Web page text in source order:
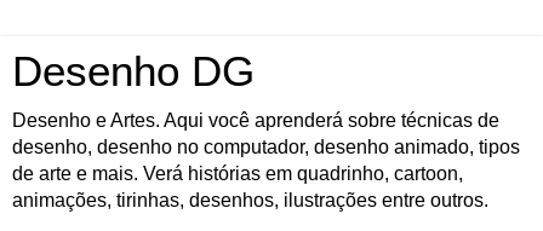
Desenho DG
Desenho e Artes. Aqui você aprenderá sobre técnicas de
desenho, desenho no computador, desenho animado, tipos
de arte e mais. Verá histórias em quadrinho, cartoon,
animações, tirinhas, desenhos, ilustrações entre outros.